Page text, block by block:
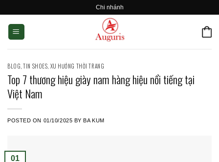
content
Chi nhánh
BLOG,TIN SHOES, XU HƯỚNG THỜI TRANG
Top 7 thương hiệu giày nam hàng hiệu nổi tiếng tại
Việt Nam
POSTED ON 01/10/2025 BYBA KUM
01